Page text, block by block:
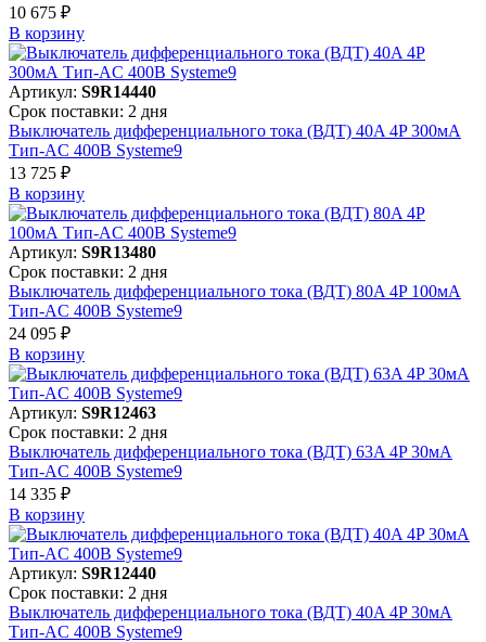
10 675 ₽
В корзинy
Артикул: S9R14440
Срок поставки: 2 дня
Выключатель дифференциального тока (ВДТ) 40A 4P 300мА
Тип-AC 400В Systeme9
13 725 ₽
В корзинy
Артикул: S9R13480
Срок поставки: 2 дня
Выключатель дифференциального тока (ВДТ) 80A 4P 100мА
Тип-AC 400В Systeme9
24 095 ₽
В корзинy
Артикул: S9R12463
Срок поставки: 2 дня
Выключатель дифференциального тока (ВДТ) 63A 4P 30мА
Тип-AC 400В Systeme9
14 335 ₽
В корзинy
Артикул: S9R12440
Срок поставки: 2 дня
Выключатель дифференциального тока (ВДТ) 40A 4P 30мА
Тип-AC 400В Systeme9